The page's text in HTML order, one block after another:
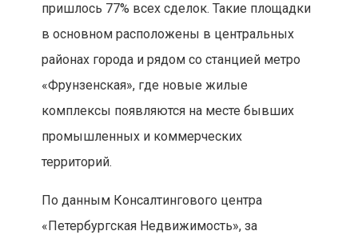
пришлось 77% всех сделок. Такие площадки
в основном расположены в центральных
районах города и рядом со станцией метро
«Фрунзенская», где новые жилые
комплексы появляются на месте бывших
промышленных и коммерческих
территорий.
По данным Консалтингового центра
«Петербургская Недвижимость», за